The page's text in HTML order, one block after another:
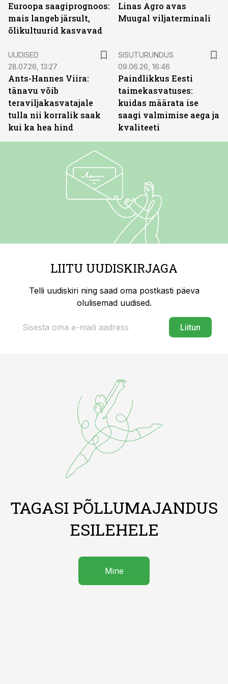
Euroopa saagiprognoos:
mais langeb järsult,
õlikultuurid kasvavad
Linas Agro avas
Muugal viljaterminali
UUDISED
28.07.26, 13:27
Ants-Hannes Viira:
tänavu võib
teraviljakasvatajale
tulla nii korralik saak
kui ka hea hind
SISUTURUNDUS
09.06.26, 16:46
Paindlikkus Eesti
taimekasvatuses:
kuidas määrata ise
saagi valmimise aega ja
kvaliteeti
LIITU UUDISKIRJAGA
Telli uudiskiri ning saad oma postkasti päeva
olulisemad uudised.
Liitun
TAGASI PÕLLUMAJANDUS
ESILEHELE
Mine